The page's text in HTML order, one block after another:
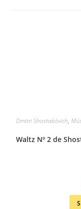
Dmitri Shostakóvich,
Waltz Nº 2 de